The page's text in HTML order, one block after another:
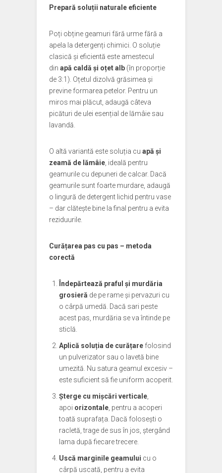
Prepară soluții naturale eficiente
Poți obține geamuri fără urme fără a
apela la detergenți chimici. O soluție
clasică și eficientă este amestecul
din apă caldă și oțet alb (în proporție
de 3:1). Oțetul dizolvă grăsimea și
previne formarea petelor. Pentru un
miros mai plăcut, adaugă câteva
picături de ulei esențial de lămâie sau
lavandă.
O altă variantă este soluția cu apă și
zeamă de lămâie , ideală pentru
geamurile cu depuneri de calcar. Dacă
geamurile sunt foarte murdare, adaugă
o lingură de detergent lichid pentru vase
– dar clătește bine la final pentru a evita
reziduurile.
Curățarea pas cu pas – metoda
corectă
Îndepărtează praful și murdăria
grosieră de pe rame și pervazuri cu
o cârpă umedă. Dacă sari peste
acest pas, murdăria se va întinde pe
sticlă.
Aplică soluția de curățare folosind
un pulverizator sau o lavetă bine
umezită. Nu satura geamul excesiv –
este suficient să fie uniform acoperit.
Șterge cu mișcări verticale
apoi orizontale , pentru a acoperi
toată suprafața. Dacă folosești o
racletă, trage de sus în jos, ștergând
lama după fiecare trecere.
Uscă marginile geamului cu o
cârpă uscată, pentru a evita